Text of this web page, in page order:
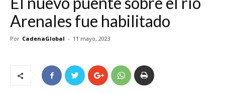
Arenales fue habilitado
Por CadenaGlobal - 11 mayo, 2023